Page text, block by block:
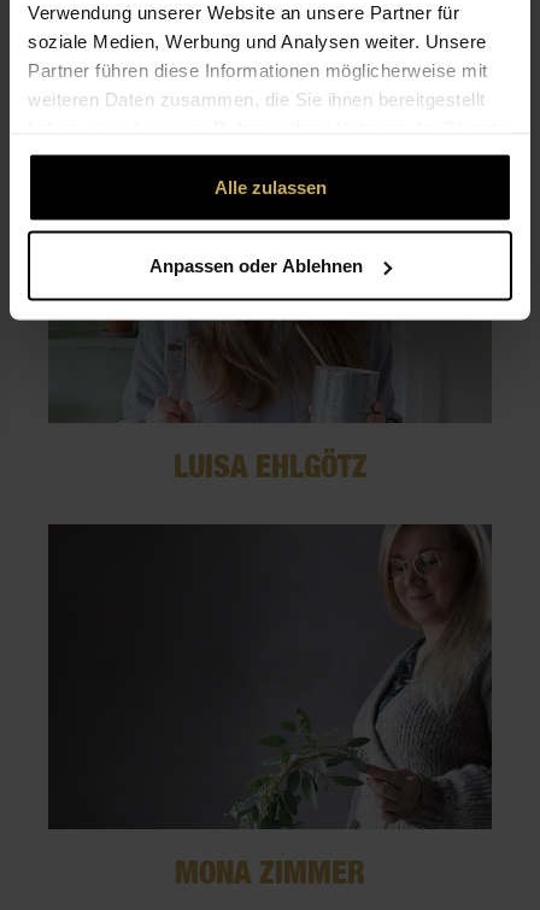
Verwendung unserer Website an unsere Partner für
soziale Medien, Werbung und Analysen weiter. Unsere
Partner führen diese Informationen möglicherweise mit
weiteren Daten zusammen, die Sie ihnen bereitgestellt
gesammelt haben.
Alle zulassen
Anpassen oder Ablehnen
EMMA FRIEDRICHS
LUISA EHLGÖTZ
MONA ZIMMER